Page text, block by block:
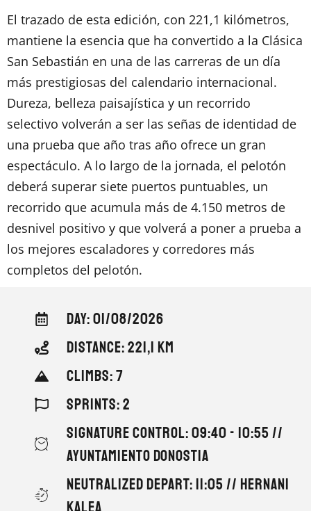
El trazado de esta edición, con 221,1 kilómetros,
mantiene la esencia que ha convertido a la Clásica
San Sebastián en una de las carreras de un día
más prestigiosas del calendario internacional.
Dureza, belleza paisajística y un recorrido
selectivo volverán a ser las señas de identidad de
una prueba que año tras año ofrece un gran
espectáculo. A lo largo de la jornada, el pelotón
deberá superar siete puertos puntuables, un
recorrido que acumula más de 4.150 metros de
desnivel positivo y que volverá a poner a prueba a
los mejores escaladores y corredores más
completos del pelotón.
DAY: 01/08/2026
DISTANCE: 221,1 KM
CLIMBS: 7
SPRINTS: 2
SIGNATURE CONTROL: 09:40 - 10:55 //
AYUNTAMIENTO DONOSTIA
NEUTRALIZED DEPART: 11:05 // HERNANI